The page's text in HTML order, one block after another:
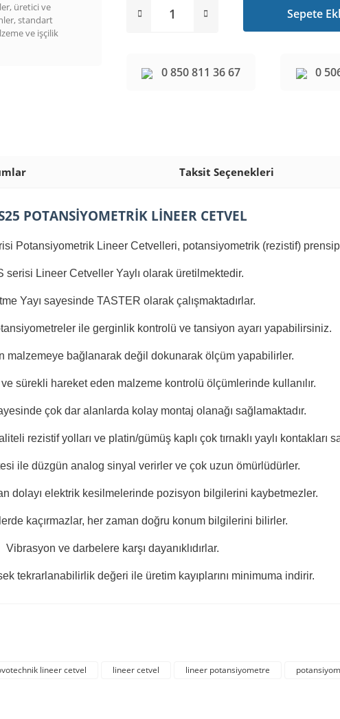
üretici ve
standart
ve işçilik
Sepete
0 850 811 36 67 0
Taksit Seçenekleri
POTANSİYOMETRİK LİNEER CETVEL
Lineer Cetvelleri, potansiyometrik (rezistif)
serisi Lineer Cetveller Yaylı olarak üretilmektedir.
Yayı sayesinde TASTER olarak çalışmaktadırlar.
ile gerginlik kontrolü ve tansiyon ayarı yapabilirsiniz.
malzemeye bağlanarak değil dokunarak ölçüm yapabilirler.
ve sürekli hareket eden malzeme kontrolü ölçümlerinde kullanılır.
çok dar alanlarda kolay montaj olanağı sağlamaktadır.
rezistif yolları ve platin/gümüş kaplı çok tırnaklı yaylı kontakları
ile düzgün analog sinyal verirler ve çok uzun ömürlüdürler.
dolayı elektrik kesilmelerinde pozisyon bilgilerini kaybetmezler.
kaçırmazlar, her zaman doğru konum bilgilerini bilirler.
Vibrasyon ve darbelere karşı dayanıklıdırlar.
tekrarlanabilirlik değeri ile üretim kayıplarını minimuma indirir.
lineer cetvel lineer cetvel lineer potansiyometre